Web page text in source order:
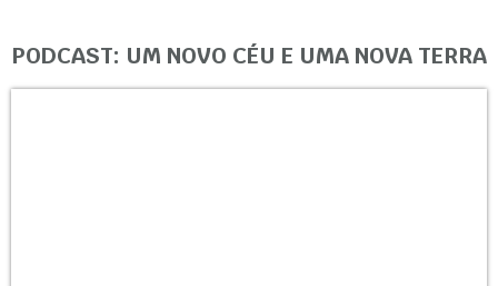
PODCAST: UM NOVO CÉU E UMA NOVA TERRA